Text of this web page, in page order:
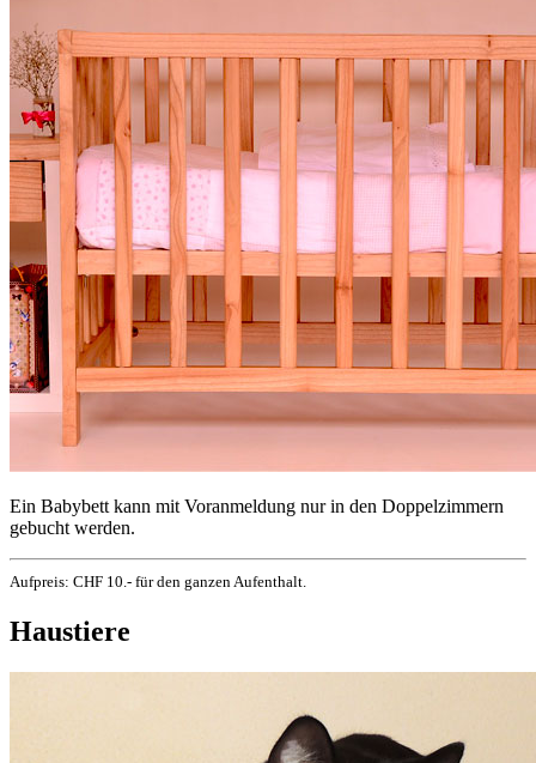
Ein Babybett kann mit Voranmeldung nur in den Doppelzimmern
gebucht werden.
Aufpreis: CHF 10.- für den ganzen Aufenthalt.
Haustiere